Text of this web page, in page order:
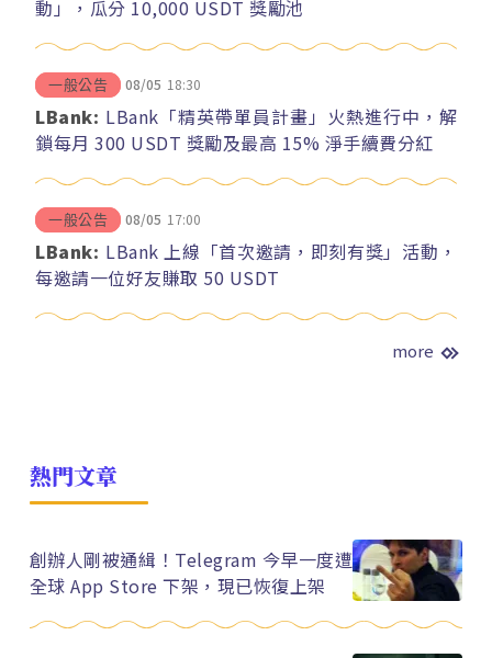
動」，瓜分 10,000 USDT 獎勵池
一般公告 08/05 18:30
LBank: LBank「精英帶單員計畫」火熱進行中，解
鎖每月 300 USDT 獎勵及最高 15% 淨手續費分紅
一般公告 08/05 17:00
LBank: LBank 上線「首次邀請，即刻有獎」活動，
每邀請一位好友賺取 50 USDT
more
熱門文章
創辦人剛被通緝！Telegram 今早一度遭
全球 App Store 下架，現已恢復上架